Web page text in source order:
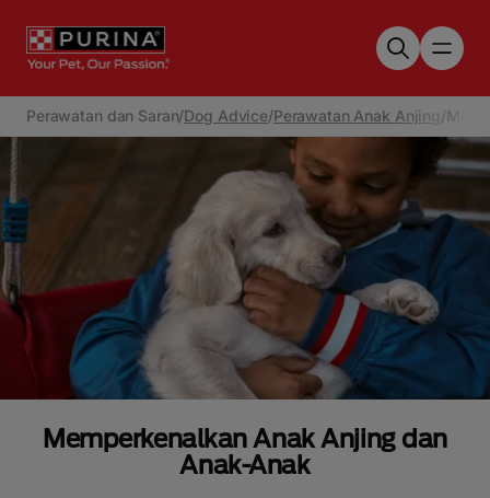
Perawatan dan Saran/Dog Advice/Perawatan Anak Anjing /
Memperkenalkan Anak Anjing dan
Anak-Anak